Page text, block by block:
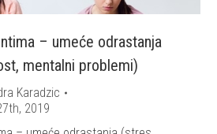
– umeće odrastanja
mentalni problemi)
Karadzic
2019